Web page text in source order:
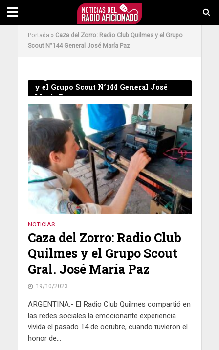
Portada » Caza del Zorro: Radio Club Quilmes y el Grupo
Scout N°144 General José María Paz
y el Grupo Scout N°144 General José
María Paz
NOTICIAS
Caza del Zorro: Radio Club
Quilmes y el Grupo Scout
Gral. José María Paz
19/10/2023
ARGENTINA.- El Radio Club Quilmes compartió en
las redes sociales la emocionante experiencia
vivida el pasado 14 de octubre, cuando tuvieron el
honor de...